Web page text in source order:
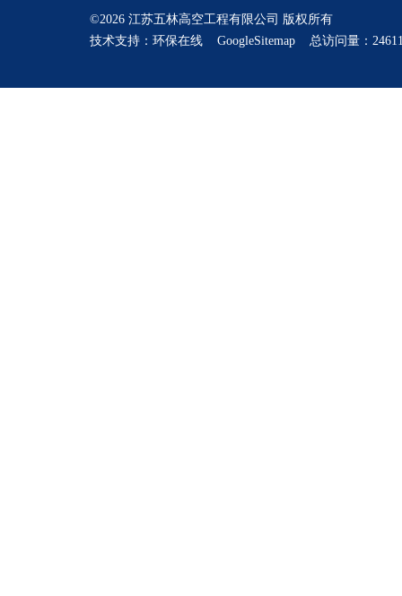
©2026 江苏五林高空工程有限公司 版权所有
技术支持： 环保在线 GoogleSitemap 总访问量：